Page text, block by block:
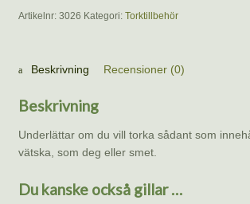
olla
Dörrextork
pack)
mängd
Artikelnr: 3026 Kategori: Torktillbehör
Beskrivning Recensioner (0)
Beskrivning
Underlättar om du vill torka sådant som
vätska, som deg eller smet.
Du kanske också gillar …